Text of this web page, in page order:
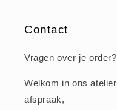
Contact
Vragen over je
Welkom in ons
afspraak,